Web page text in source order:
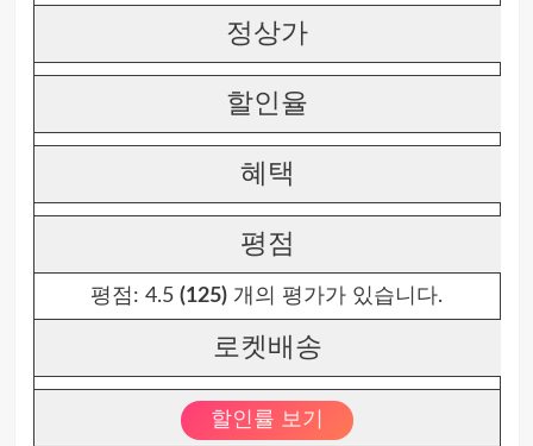
정상가
할인율
혜택
평점
평점: 4.5 (125) 개의 평가가 있습니다.
로켓배송
할인률 보기